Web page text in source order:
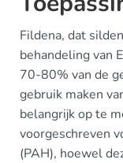
Fildena, dat
behandeling van
70-80% van de
gebruik maken
belangrijk op te
voorgeschreven
(PAH), hoewel